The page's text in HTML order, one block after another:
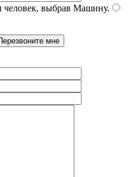
выбрав Машину.